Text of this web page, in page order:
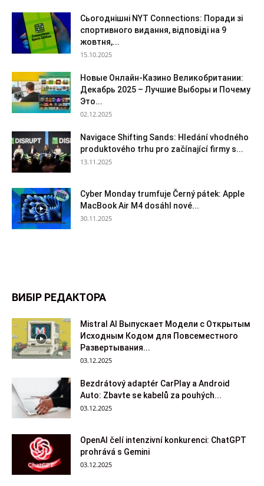
Сьогоднішні NYT Connections: Поради зі
спортивного видання, відповіді на 9
жовтня,...
15.10.2025
Новые Онлайн-Казино Великобритании:
Декабрь 2025 – Лучшие Выборы и Почему
Это...
02.12.2025
Navigace Shifting Sands: Hledání vhodného
produktového trhu pro začínající firmy s...
13.11.2025
Cyber Monday trumfuje Černý pátek: Apple
MacBook Air M4 dosáhl nové...
30.11.2025
ВИБІР РЕДАКТОРА
Mistral AI Выпускает Модели с Открытым
Исходным Кодом для Повсеместного
Развертывания...
03.12.2025
Bezdrátový adaptér CarPlay a Android
Auto: Zbavte se kabelů za pouhých...
03.12.2025
OpenAI čelí intenzivní konkurenci: ChatGPT
prohrává s Gemini
03.12.2025